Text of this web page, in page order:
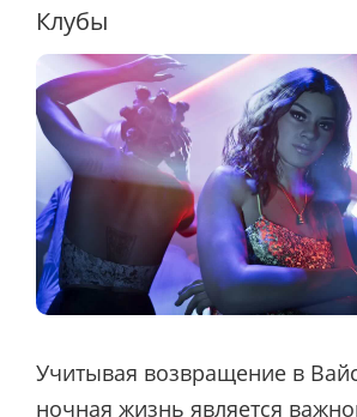
Клубы
Учитывая возвращение в
ночная жизнь является